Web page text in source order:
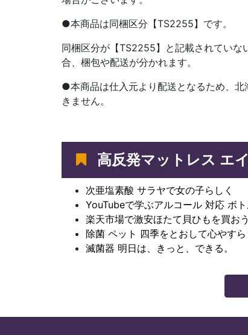
●本商品は同梱区分【TS2255】です。
同梱区分が【TS2255】と記載されていな
合、梱包や配送が分かれます。
●本商品は仕入元より配送となるため、
きません。
高反発マットレス エ
次亜塩素酸 サラヤで女の子らしく
YouTubeで学ぶアルコール 対応 ボ
楽天市場で激安ほたて貝ひもを買おう
除菌 ペット 四季をとおして心やす
滅菌器 明日は、きっと、できる。